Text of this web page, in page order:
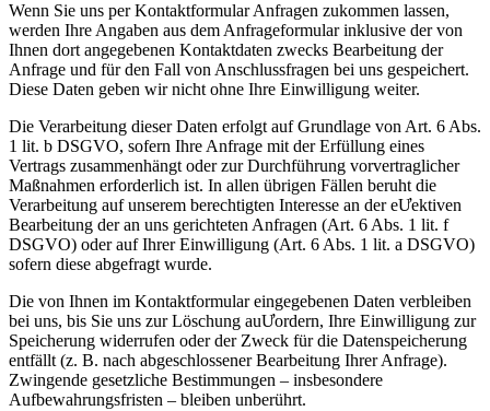
Wenn Sie uns per Kontaktformular Anfragen zukommen lassen,
werden Ihre Angaben aus dem Anfrageformular inklusive der von
Ihnen dort angegebenen Kontaktdaten zwecks Bearbeitung der
Anfrage und für den Fall von Anschlussfragen bei uns gespeichert.
Diese Daten geben wir nicht ohne Ihre Einwilligung weiter.
Die Verarbeitung dieser Daten erfolgt auf Grundlage von Art. 6 Abs.
1 lit. b DSGVO, sofern Ihre Anfrage mit der Erfüllung eines
Vertrags zusammenhängt oder zur Durchführung vorvertraglicher
Maßnahmen erforderlich ist. In allen übrigen Fällen beruht die
Verarbeitung auf unserem berechtigten Interesse an der eƯektiven
Bearbeitung der an uns gerichteten Anfragen (Art. 6 Abs. 1 lit. f
DSGVO) oder auf Ihrer Einwilligung (Art. 6 Abs. 1 lit. a DSGVO)
sofern diese abgefragt wurde.
Die von Ihnen im Kontaktformular eingegebenen Daten verbleiben
bei uns, bis Sie uns zur Löschung auƯordern, Ihre Einwilligung zur
Speicherung widerrufen oder der Zweck für die Datenspeicherung
entfällt (z. B. nach abgeschlossener Bearbeitung Ihrer Anfrage).
Zwingende gesetzliche Bestimmungen – insbesondere
Aufbewahrungsfristen – bleiben unberührt.